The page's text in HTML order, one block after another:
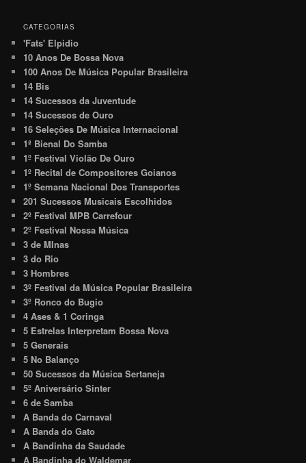
CATEGORIAS
'Fats' Elpidio
10 Anos De Bossa Nova
100 Anos De Música Popular Brasileira
14 Bis
14 Sucessos da Juventude
14 Sucessos de Ouro
16 Seleções De Música Internacional
1ª Bienal Do Samba
1º Festival Violão De Ouro
1º Recital de Compositores Goianos
1º Semana Nacional Dos Transportes
201 Sucessos Musicais Escolhidos
2º Festival MPB Carrefour
2º Festival Nossa Música
3 de MInas
3 do Rio
3 Hombres
3º Festival da Música Popular Brasileira
3º Ronco do Bugio
4 Ases & 1 Coringa
5 Estrelas Interpretam Bossa Nova
5 Generais
5 No Balanço
50 Sucessos da Música Sertaneja
5º Aniversário Sinter
6 de Samba
A Banda do Carnaval
A Banda do Gato
A Bandinha da Saudade
A Bandinha do Waldemar